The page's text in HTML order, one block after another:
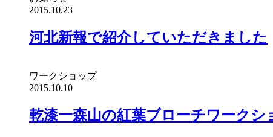
2015.10.23
河北新報で紹介していただきました
ワークショップ
2015.10.10
乾漆一森山の紅葉ブローチワークシ